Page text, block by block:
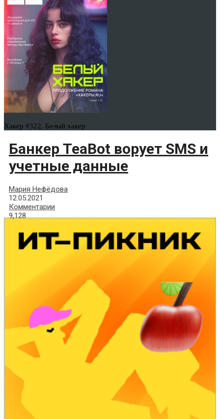
Хакер #322. Белый хакер
Банкер TeaBot ворует SMS и
учетные данные
Мария Нефёдова
12.05.2021
Комментарии
9,128